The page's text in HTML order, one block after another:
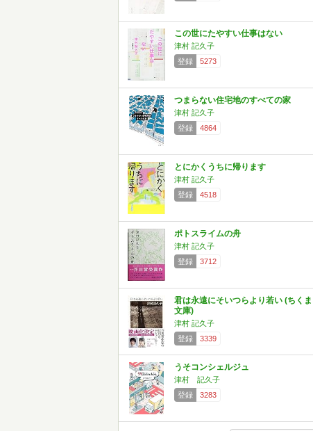
この世にたやすい仕事はない
津村 記久子
登録
5273
つまらない住宅地のすべての家
津村 記久子
登録
4864
とにかくうちに帰ります
津村 記久子
登録
4518
ポトスライムの舟
津村 記久子
登録
3712
君は永遠にそいつらより若い (ちくま
文庫)
津村 記久子
登録
3339
うそコンシェルジュ
津村 記久子
登録
3283